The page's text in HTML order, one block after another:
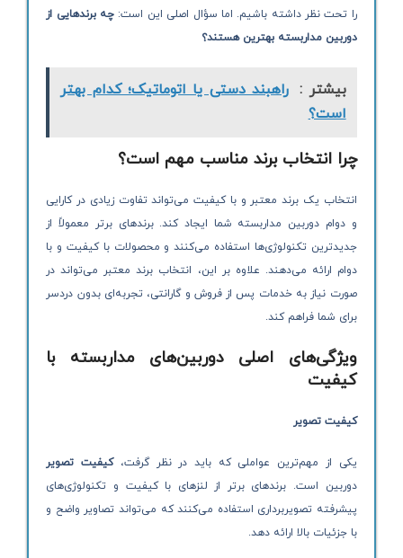
را تحت نظر داشته باشیم. اما سؤال اصلی این است: چه برندهایی از
دوربین مداربسته بهترین هستند؟
بیشتر : راهبند دستی یا اتوماتیک؛ کدام بهتر
است؟
چرا انتخاب برند مناسب مهم است؟
انتخاب یک برند معتبر و با کیفیت می‌تواند تفاوت زیادی در کارایی
و دوام دوربین مداربسته شما ایجاد کند. برندهای برتر معمولاً از
جدیدترین تکنولوژی‌ها استفاده می‌کنند و محصولات با کیفیت و با
دوام ارائه می‌دهند. علاوه بر این، انتخاب برند معتبر می‌تواند در
صورت نیاز به خدمات پس از فروش و گارانتی، تجربه‌ای بدون دردسر
برای شما فراهم کند.
ویژگی‌های اصلی دوربین‌های مداربسته با
کیفیت
کیفیت تصویر
یکی از مهم‌ترین عواملی که باید در نظر گرفت،کیفیت تصویر
دوربین است. برندهای برتر از لنزهای با کیفیت و تکنولوژی‌های
پیشرفته تصویربرداری استفاده می‌کنند که می‌تواند تصاویر واضح و
با جزئیات بالا ارائه دهد.